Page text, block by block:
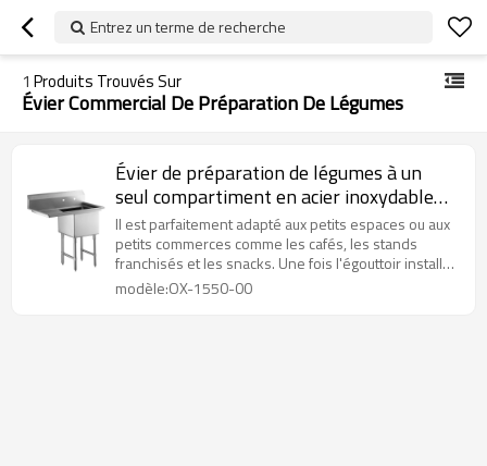
Entrez un terme de recherche
1 Produits Trouvés Sur
Évier Commercial De Préparation De Légumes
Évier de préparation de légumes à un
seul compartiment en acier inoxydable
pour usage commercial
Il est parfaitement adapté aux petits espaces ou aux
petits commerces comme les cafés, les stands
franchisés et les snacks. Une fois l'égouttoir installé,
vous pouvez effectuer toutes les tâches de lavage et
modèle:OX-1550-00